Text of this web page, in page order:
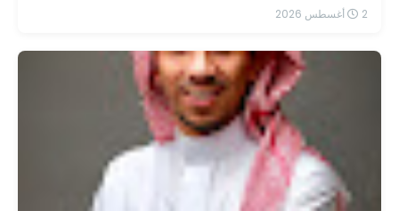
2 أغسطس 2026